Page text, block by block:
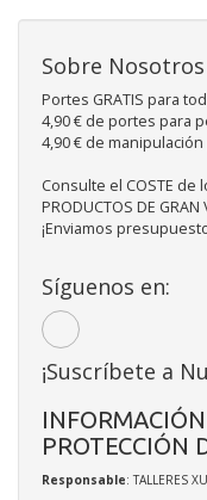
Sobre Nosotros
Portes GRATIS para
4,90 € de portes para
4,90 € de
Consulte el COSTE de
PRODUCTOS DE GRAN
¡Enviamos
Síguenos en:
¡Suscríbete a
PROTECCIÓN
Responsable: TALLERES